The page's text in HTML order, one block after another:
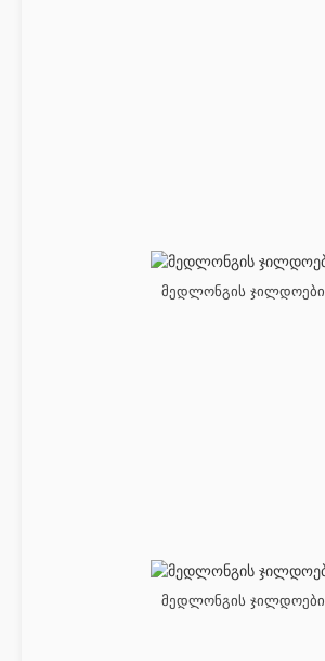
მედლონგის ჯილდოები
მედლონგის ჯილდოები